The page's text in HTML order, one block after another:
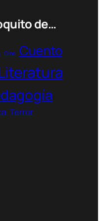
de…
Cine Cuento
Terror